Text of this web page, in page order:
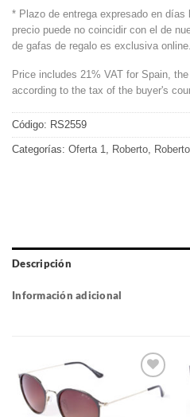
* Plazo de entrega expresado en
precio puede no coincidir con el de
de gafas de regalo es exclusiva online.
Price includes 21% VAT for Spain,
according to the tax of the buyer's
Código: RS2559
Categorías: Oferta 1, Roberto,
Descripción
Información adicional
Gafas
de sol